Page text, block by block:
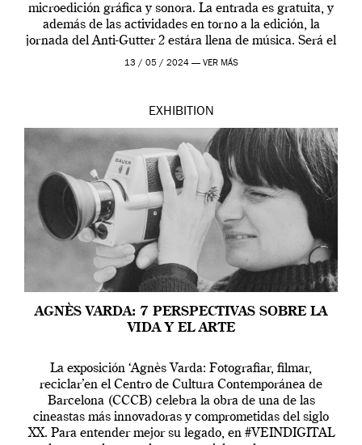
microedición gráfica y sonora. La entrada es gratuita, y
además de las actividades en torno a la edición, la
jornada del Anti-Gutter 2 estára llena de música. Será el
[…]
13 / 05 / 2024 — VER MÁS
EXHIBITION
AGNÈS VARDA: 7 PERSPECTIVAS SOBRE LA
VIDA Y EL ARTE
La exposición ‘Agnès Varda: Fotografiar, filmar,
reciclar’en el Centro de Cultura Contemporánea de
Barcelona (CCCB) celebra la obra de una de las
cineastas más innovadoras y comprometidas del siglo
XX. Para entender mejor su legado, en #VEINDIGITAL